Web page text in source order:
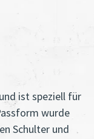
ist speziell für
wurde
Schulter und